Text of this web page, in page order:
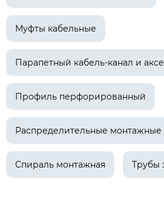
Муфты кабельные
Парапетный кабель-канал и
Профиль перфорированный
Распределительные монтажные
Спираль монтажная Трубы